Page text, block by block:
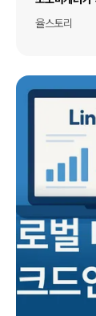
율스토리